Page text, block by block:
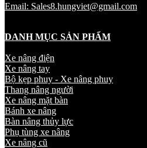
Email: Sales8.hungviet@gmail.com
DANH MỤC SẢN PHẨM
Xe nâng điện
Xe nâng tay
Bộ kẹp phuy - Xe nâng phuy
Thang nâng người
Xe nâng mặt bàn
Bánh xe nâng
Bàn nâng thủy lực
Phụ tùng xe nâng
Xe nâng cũ